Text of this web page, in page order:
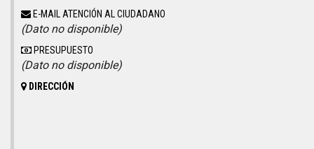
E-MAIL ATENCIÓN AL CIUDADANO
(Dato no disponible)
PRESUPUESTO
(Dato no disponible)
DIRECCIÓN